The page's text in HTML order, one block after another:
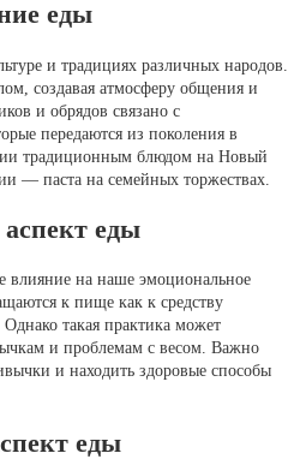
еды
и традициях различных народов.
создавая атмосферу общения и
и обрядов связано с
передаются из поколения в
традиционным блюдом на Новый
— паста на семейных торжествах.
еды
влияние на наше эмоциональное
к пище как к средству
такая практика может
и проблемам с весом. Важно
и находить здоровые способы
еды